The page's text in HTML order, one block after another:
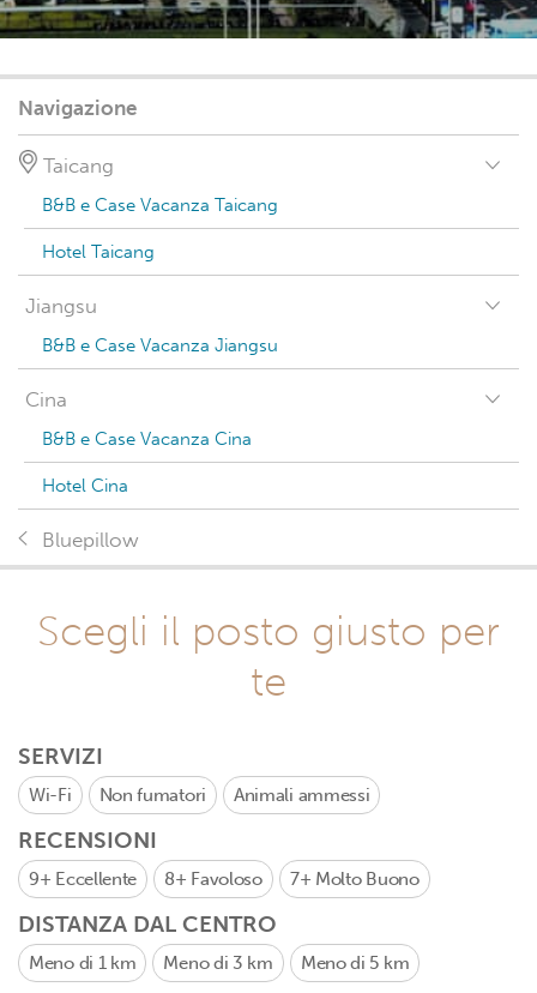
Navigazione
Taicang
B&B e Case Vacanza Taicang
Hotel Taicang
Jiangsu
B&B e Case Vacanza Jiangsu
Cina
B&B e Case Vacanza Cina
Hotel Cina
Bluepillow
Scegli il posto giusto per
te
SERVIZI
Wi-Fi Non fumatori Animali ammessi
RECENSIONI
9+ Eccellente 8+ Favoloso 7+ Molto Buono
DISTANZA DAL CENTRO
Meno di 1 km Meno di 3 km Meno di 5 km